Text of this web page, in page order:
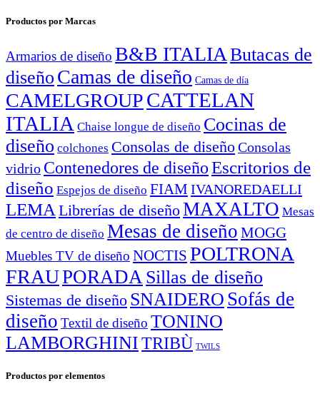
Productos por Marcas
Armarios de diseño B&B ITALIAButacas de
diseño Camas de diseño Camas de día
CAMELGROUPCATTELAN
ITALIA Chaise longue de diseño Cocinas de
diseño colchones Consolas de diseñoConsolas
vidrio Contenedores de diseñoEscritorios de
diseño Espejos de diseño FIAM IVANOREDAELLI
LEMA Librerías de diseñoMAXALTO Mesas
de centro de diseño Mesas de diseño MOGG
Muebles TV de diseño NOCTIS POLTRONA
FRAUPORADASillas de diseño
Sistemas de diseño SNAIDERO Sofás de
diseño Textil de diseño TONINO
LAMBORGHINITRIBÙ TWILS
Productos por elementos